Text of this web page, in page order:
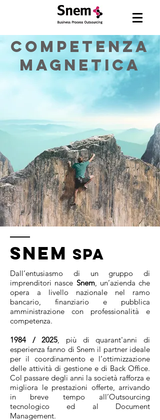
COMPETENZA
MAGNETICA
SNEM SPA
Dall’entusiasmo di un gruppo di
imprenditori nasce Snem, un’azienda che
opera a livello nazionale nel ramo
bancario, finanziario e pubblica
amministrazione con professionalità e
competenza.
1984 / 2025, più di quarant'anni di
esperienza fanno di Snem il partner ideale
per il coordinamento e l’ottimizzazione
delle attività di gestione e di Back Office.
Col passare degli anni la società rafforza e
migliora le prestazioni offerte, arrivando
in breve tempo all’Outsourcing
tecnologico ed al Document
Management.